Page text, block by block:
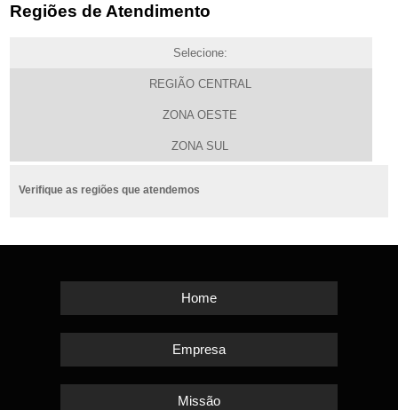
Regiões de Atendimento
Selecione:
REGIÃO CENTRAL
ZONA OESTE
ZONA SUL
Verifique as regiões que atendemos
Home
Empresa
Missão